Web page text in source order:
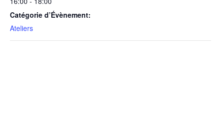
Catégorie d’Évènement:
Ateliers